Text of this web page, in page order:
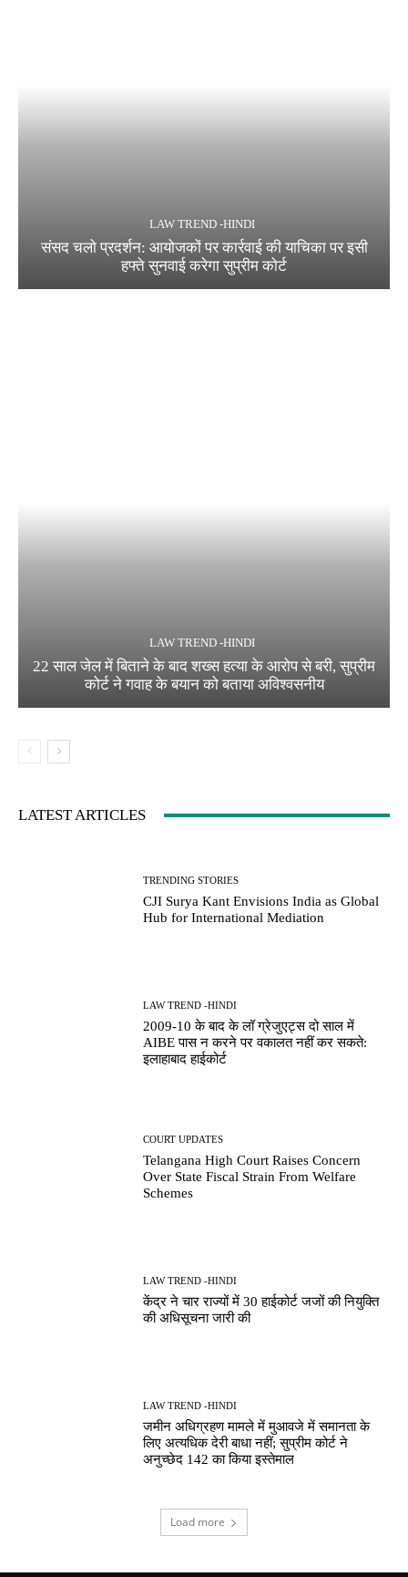
LAW TREND -HINDI
संसद चलो प्रदर्शन: आयोजकों पर कार्रवाई की याचिका पर इसी
हफ्ते सुनवाई करेगा सुप्रीम कोर्ट
LAW TREND -HINDI
22 साल जेल में बिताने के बाद शख्स हत्या के आरोप से बरी, सुप्रीम
कोर्ट ने गवाह के बयान को बताया अविश्वसनीय
LATEST ARTICLES
TRENDING STORIES
CJI Surya Kant Envisions India as Global
Hub for International Mediation
LAW TREND -HINDI
2009-10 के बाद के लॉ ग्रेजुएट्स दो साल में
AIBE पास न करने पर वकालत नहीं कर सकते:
इलाहाबाद हाईकोर्ट
COURT UPDATES
Telangana High Court Raises Concern
Over State Fiscal Strain From Welfare
Schemes
LAW TREND -HINDI
केंद्र ने चार राज्यों में 30 हाईकोर्ट जजों की नियुक्ति
की अधिसूचना जारी की
LAW TREND -HINDI
जमीन अधिग्रहण मामले में मुआवजे में समानता के
लिए अत्यधिक देरी बाधा नहीं; सुप्रीम कोर्ट ने
अनुच्छेद 142 का किया इस्तेमाल
Load more